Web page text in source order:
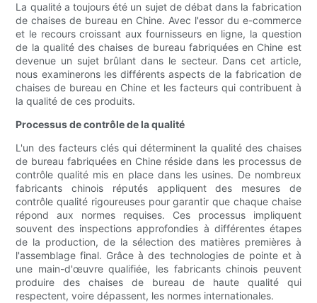
La qualité a toujours été un sujet de débat dans la fabrication
de chaises de bureau en Chine. Avec l'essor du e-commerce
et le recours croissant aux fournisseurs en ligne, la question
de la qualité des chaises de bureau fabriquées en Chine est
devenue un sujet brûlant dans le secteur. Dans cet article,
nous examinerons les différents aspects de la fabrication de
chaises de bureau en Chine et les facteurs qui contribuent à
la qualité de ces produits.
Processus de contrôle de la qualité
L'un des facteurs clés qui déterminent la qualité des chaises
de bureau fabriquées en Chine réside dans les processus de
contrôle qualité mis en place dans les usines. De nombreux
fabricants chinois réputés appliquent des mesures de
contrôle qualité rigoureuses pour garantir que chaque chaise
répond aux normes requises. Ces processus impliquent
souvent des inspections approfondies à différentes étapes
de la production, de la sélection des matières premières à
l'assemblage final. Grâce à des technologies de pointe et à
une main-d'œuvre qualifiée, les fabricants chinois peuvent
produire des chaises de bureau de haute qualité qui
respectent, voire dépassent, les normes internationales.